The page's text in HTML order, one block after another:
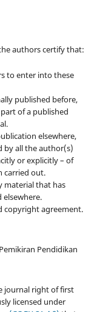
authors certify that:
to enter into these
published before,
of a published
elsewhere,
by all the author(s)
or explicitly – of
carried out.
material that has
copyright agreement.
Pendidikan
journal right of first
licensed under